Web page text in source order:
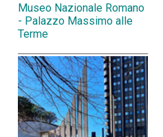
Museo Nazionale Romano
- Palazzo Massimo alle
Terme